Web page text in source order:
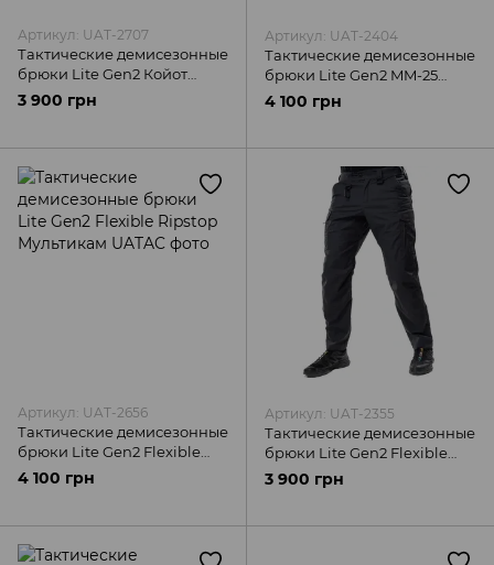
Артикул: UAT-2707
Тактические демисезонные
брюки Lite Gen2 Койот
UATAC
3 900 грн
Артикул: UAT-2404
Тактические демисезонные
брюки Lite Gen2 MM-25
Twill-Ripstop Мультикам
ММ-25 UATAC
4 100 грн
Артикул: UAT-2656
Тактические демисезонные
брюки Lite Gen2 Flexible
Ripstop Мультикам UATAC
4 100 грн
Артикул: UAT-2355
Тактические демисезонные
брюки Lite Gen2 Flexible
Графит UATAC
3 900 грн